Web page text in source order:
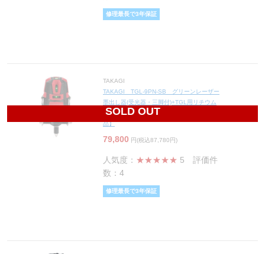
修理最長で3年保証
SOLD OUT
TAKAGI
TAKAGI TGL-9PN-SB グリーンレーザー
墨出し器(受光器・三脚付)+TGL用リチウム
電池(黒) HT-441&タオル(黒)付【数量限定
品】
79,800 円(税込87,780円)
人気度： ★★★★★ 5 評価件
数：4
修理最長で3年保証